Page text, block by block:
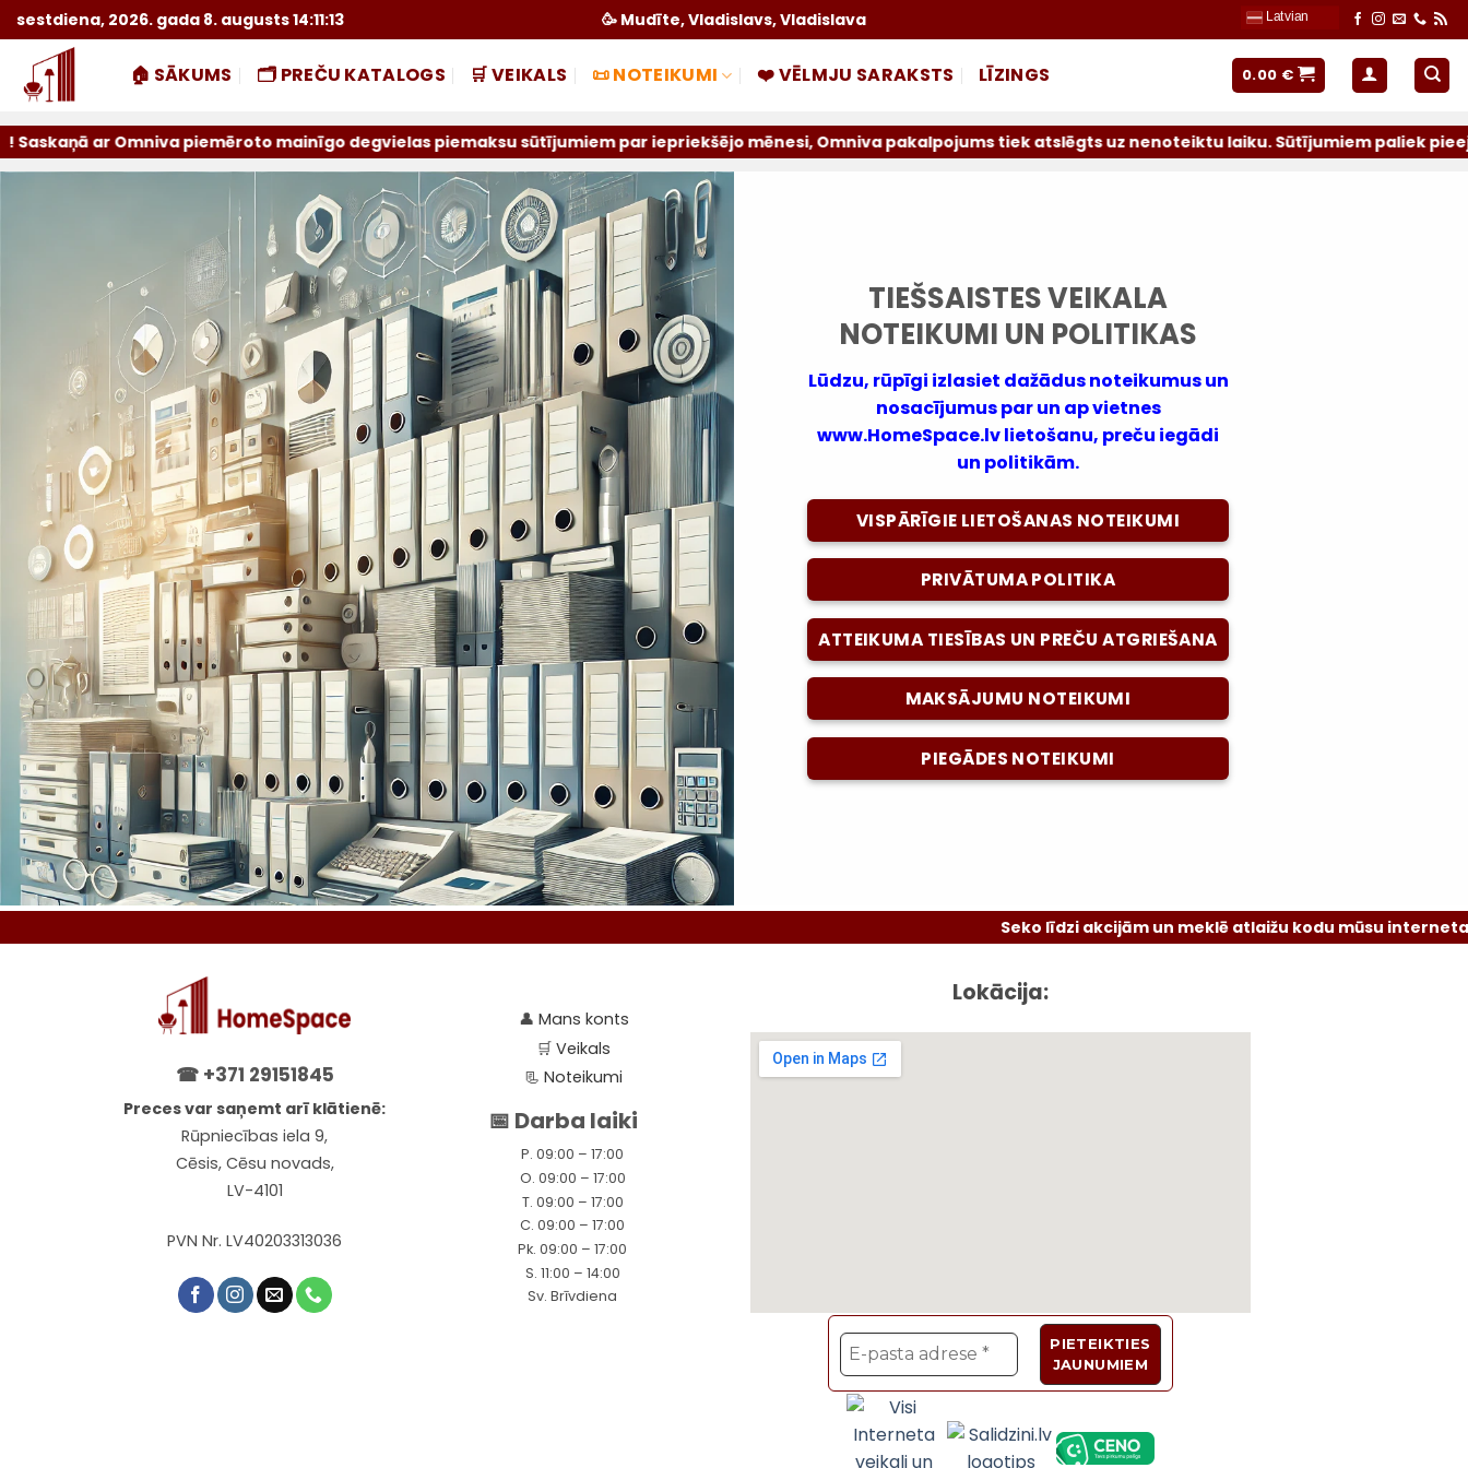
Skip
to
content
sestdiena, 2026. gada 8. augusts 14:11:14 🥳 Mudīte, Vladislavs, Vladislava Latvian
🏠 SĀKUMS 🗂️ PREČU KATALOGS 🛒 VEIKALS 📜 NOTEIKUMI ❤️ VĒLMJU SARAKSTS LĪZINGS 0.00 €
ar Omniva piemēroto mainīgo degvielas piemaksu sūtījumiem par iepriekšējo mēnesi, Omniva pakalpojums tiek atslēgts uz nenoteiktu laiku. Sūtījumiem paliek pieejami
TIEŠSAISTES VEIKALA
NOTEIKUMI UN POLITIKAS
Lūdzu, rūpīgi izlasiet dažādus noteikumus un
nosacījumus par un ap vietnes
www.HomeSpace.lv lietošanu, preču iegādi
un politikām.
VISPĀRĪGIE LIETOŠANAS NOTEIKUMI
PRIVĀTUMA POLITIKA
ATTEIKUMA TIESĪBAS UN PREČU ATGRIEŠANA
MAKSĀJUMU NOTEIKUMI
PIEGĀDES NOTEIKUMI
Seko līdzi akcijām un meklē atlaižu kodu mūsu interneta
☎ +371 29151845
Preces var saņemt arī klātienē:
Rūpniecības iela 9,
Cēsis, Cēsu novads,
LV-4101
PVN Nr. LV40203313036
👤 Mans konts
🛒Veikals
📃Noteikumi
📅 Darba laiki
P. 09:00 – 17:00
O. 09:00 – 17:00
T. 09:00 – 17:00
C. 09:00 – 17:00
Pk. 09:00 – 17:00
S. 11:00 – 14:00
Sv. Brīvdiena
Lokācija: